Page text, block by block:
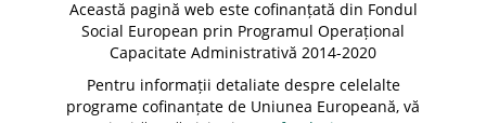
Această pagină web este cofinanțată din Fondul
Social European prin Programul Operațional
Capacitate Administrativă 2014-2020
Pentru informații detaliate despre celelalte
programe cofinanțate de Uniunea Europeană, vă